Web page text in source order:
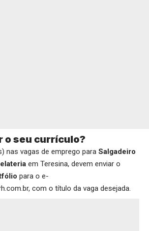
o seu currículo?
nas vagas de emprego para Salgadeiro
em Teresina, devem enviar o
para o e-
com o título da vaga desejada.